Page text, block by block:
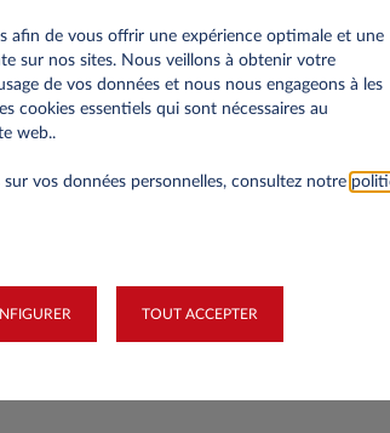
Nom*
Numéro de téléphone*
afin de vous offrir une expérience optimale et une
sur nos sites. Nous veillons à obtenir votre
de vos données et nous nous engageons à les
cookies essentiels qui sont nécessaires au
web..
vos données personnelles, consultez notre
TOUT ACCEPTER